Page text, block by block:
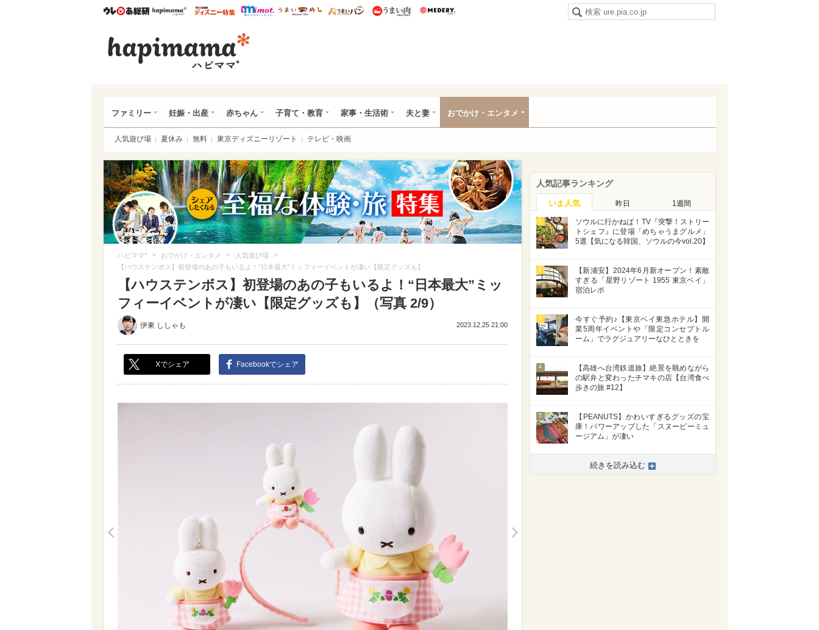
ウレぴあ総研ハピママ* ウレぴあ総研 ディズニー特集
mimot. うまいめし うまいパン うまい肉
ファミリー 妊娠・出産 赤ちゃん 子育て・教育 家事・生活術 夫と妻 おでかけ・エンタメ
人気遊び場 夏休み 無料 東京ディズニーリゾート テレビ・映画
ハピママ* > おでかけ・エンタメ > 人気遊び場 >
【ハウステンボス】初登場のあの子もいるよ！“日本最大”ミッフィーイベントが凄い【限定グッズも】
【ハウステンボス】初登場のあの子もいるよ！“日本最大”ミッ
フィーイベントが凄い【限定グッズも】（写真 2/9）
伊東 ししゃも 2023.12.25 21:00
Xでシェア Facebookでシェア
人気記事ランキング
いま人気 昨日 1週間
1
ソウルに行かねば！TV『突撃！ストリー
トシェフ』に登場「めちゃうまグルメ」
5選【気になる韓国、ソウルの今vol.20】
2
【新浦安】2024年6月新オープン！素敵
すぎる「星野リゾート 1955 東京ベイ」
宿泊レポ
3
今すぐ予約♪【東京ベイ東急ホテル】開
業5周年イベントや「限定コンセプトル
ーム」でラグジュアリーなひとときを
4
【高雄へ台湾鉄道旅】絶景を眺めながら
の駅弁と変わったチマキの店【台湾食べ
歩きの旅 #12】
5
【PEANUTS】かわいすぎるグッズの宝
庫！パワーアップした「スヌーピーミュ
ージアム」が凄い
続きを読み込む